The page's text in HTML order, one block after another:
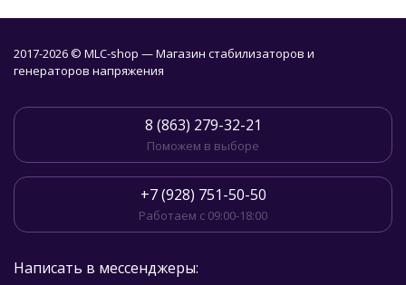
2017-2026 © MLC-shop — Магазин стабилизаторов и
генераторов напряжения
8 (863) 279-32-21
Поможем в выборе
+7 (928) 751-50-50
Работаем с 09:00-18:00
Написать в мессенджеры: